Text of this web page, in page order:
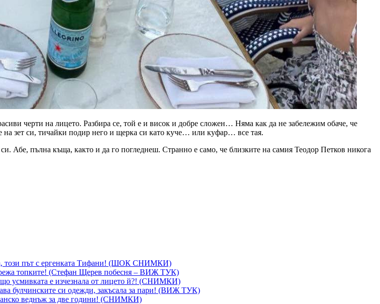
черти на лицето. Разбира се, той е и висок и добре сложен… Няма как да не забележим обаче, че
на зет си, тичайки подир него и щерка си като куче… или куфар… все тая.
Абе, пълна къща, както и да го погледнеш. Странно е само, че близките на самия Теодор Петков никога
този път с ергенката Тифани! (ШОК СНИМКИ)
топките! (Стефан Щерев побесня – ВИЖ ТУК)
усмивката е изчезнала от лицето й?! (СНИМКИ)
булчинските си одежди, закъсала за пари! (ВИЖ ТУК)
Банско веднъж за две години! (СНИМКИ)